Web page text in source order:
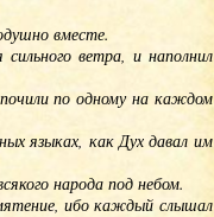
вместе.
ветра, и наполнил
по одному на каждом
языках, как Дух давал им
народа под небом.
ибо каждый слышал